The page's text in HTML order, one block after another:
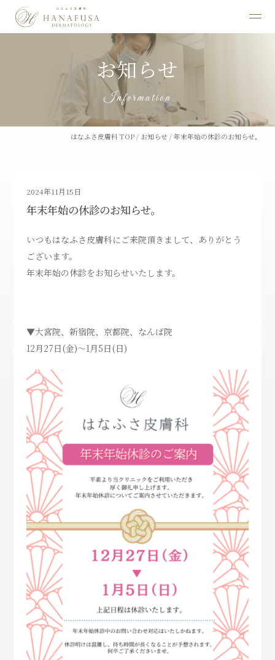
お知らせ
Information
はなふさ皮膚科 TOP / お知らせ /年末年始の休診のお知らせ。
2024年11月15日
年末年始の休診のお知らせ。
いつもはなふさ皮膚科にご来院頂きまして、ありがとう
ございます。
年末年始の休診をお知らせいたします。
▼大宮院、新宿院、京都院、なんば院
12月27日(金)～1月5日(日)